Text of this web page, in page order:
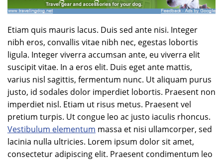
Etiam quis mauris lacus. Duis sed ante nisi. Integer
nibh eros, convallis vitae nibh nec, egestas lobortis
ligula. Integer viverra accumsan ante, eu viverra elit
suscipit vitae. In a eros elit. Duis eget ante mattis,
varius nisl sagittis, fermentum nunc. Ut aliquam purus
justo, id sodales dolor imperdiet lobortis. Praesent non
imperdiet nisl. Etiam ut risus metus. Praesent vel
pretium turpis. Ut congue leo ac justo iaculis rhoncus.
Vestibulum elementum massa et nisi ullamcorper, sed
lacinia nulla ultricies. Lorem ipsum dolor sit amet,
consectetur adipiscing elit. Praesent condimentum leo